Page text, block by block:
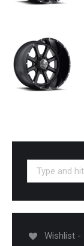
Search:
Wishlist -